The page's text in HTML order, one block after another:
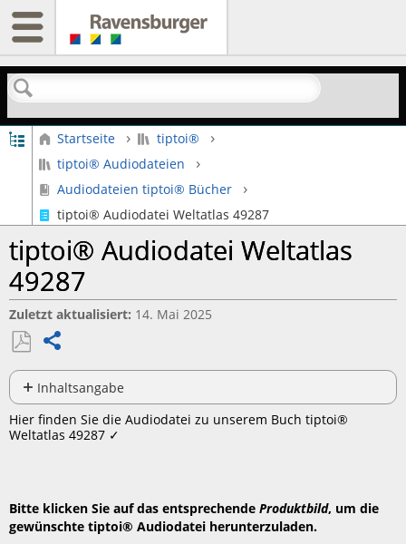
Suchen
Globale Hierarchie auf- und zuklappen
Startseite
tiptoi®
tiptoi® Audiodateien
Audiodateien tiptoi® Bücher
tiptoi® Audiodatei Weltatlas 49287
tiptoi® Audiodatei Weltatlas
49287
Zuletzt aktualisiert 14. Mai 2025
Als
PDF
speichern
Inhaltsangabe
Keine
Header
Hier finden Sie die Audiodatei zu unserem Buch tiptoi®
Weltatlas 49287 ✓
Bitte klicken Sie auf das entsprechendeProduktbild, um die
gewünschte tiptoi® Audiodatei herunterzuladen.